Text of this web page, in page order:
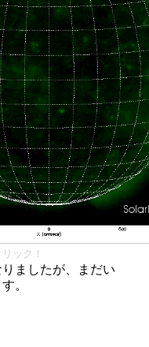
ック！
ましたが、まだい
。